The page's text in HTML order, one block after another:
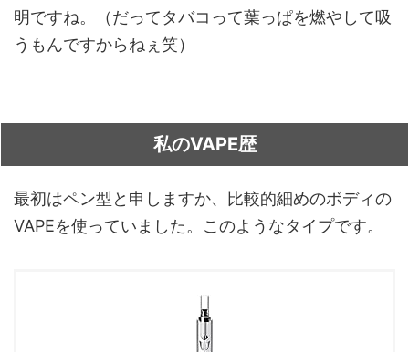
明ですね。（だってタバコって葉っぱを燃やして吸
うもんですからねぇ笑）
私のVAPE歴
最初はペン型と申しますか、比較的細めのボディの
VAPEを使っていました。このようなタイプです。